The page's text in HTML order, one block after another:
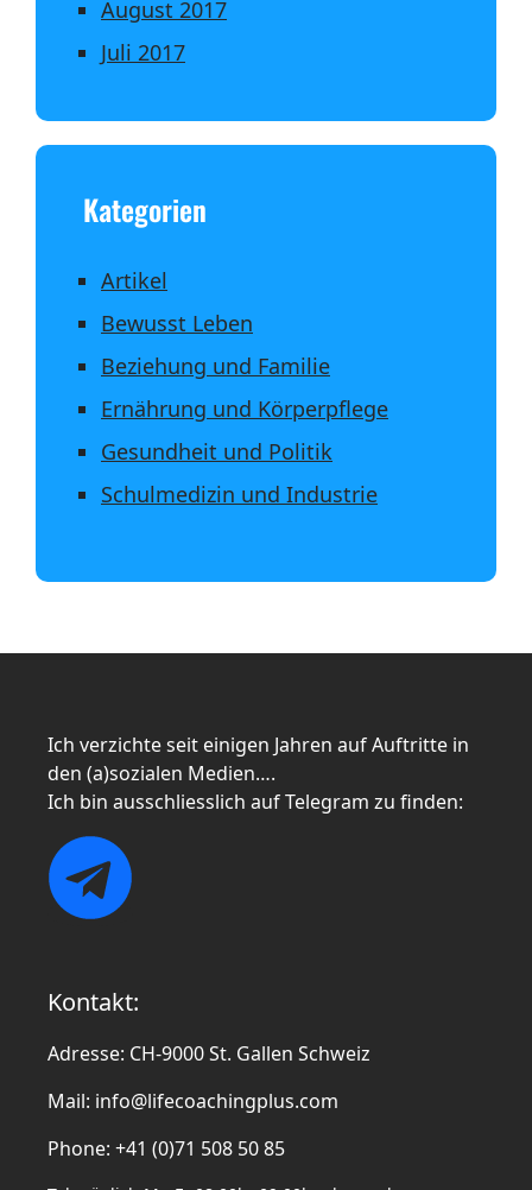
August 2017
Juli 2017
Kategorien
Artikel
Bewusst Leben
Beziehung und Familie
Ernährung und Körperpflege
Gesundheit und Politik
Schulmedizin und Industrie
Ich verzichte seit einigen Jahren auf Auftritte in
den (a)sozialen Medien….
Ich bin ausschliesslich auf Telegram zu finden:
Kontakt:
Adresse: CH-9000 St. Gallen Schweiz
Mail: info@lifecoachingplus.com
Phone: +41 (0)71 508 50 85